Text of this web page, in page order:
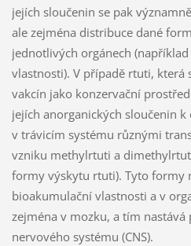
jejích sloučenin se pak
ale zejména distribuce dané
jednotlivých orgánech
vlastnosti). V případě rtuti, která
vakcín jako konzervační
jejích anorganických sloučenin
v trávicím systému různými
vzniku methylrtuti a
formy výskytu rtuti). Tyto formy
bioakumulační vlastnosti a v
zejména v mozku, a tím
nervového systému (CNS).